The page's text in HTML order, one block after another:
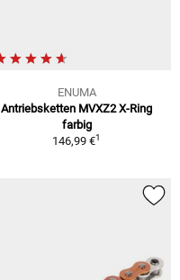
ENUMA
Antriebsketten MVXZ2 X-Ring
farbig
146,99 €1